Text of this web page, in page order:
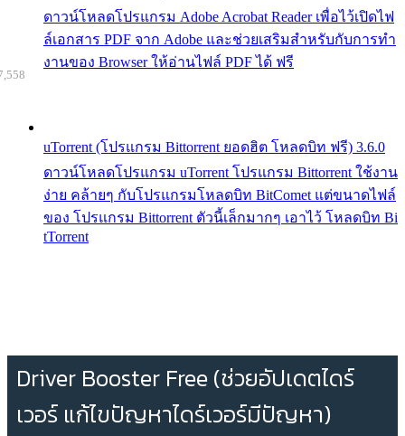
ดาวน์โหลดโปรแกรม Adobe Acrobat Reader เพื่อไว้เปิดไฟ
ล์เอกสาร PDF จาก Adobe และช่วยเสริมสำหรับกับการทำ
งานของ Browser ให้อ่านไฟล์ PDF ได้ ฟรี
uTorrent (โปรแกรม Bittorrent ยอดฮิต โหลดบิท ฟรี) 3.6.0
ดาวน์โหลดโปรแกรม uTorrent โปรแกรม Bittorrent ใช้งาน
ง่าย คล้ายๆ กับโปรแกรมโหลดบิท BitComet แต่ขนาดไฟล์
ของ โปรแกรม Bittorrent ตัวนี้เล็กมากๆ เอาไว้ โหลดบิท Bi
tTorrent
Driver Booster Free (ช่วยอัปเดตไดร์
เวอร์ แก้ไขปัญหาไดร์เวอร์มีปัญหา)